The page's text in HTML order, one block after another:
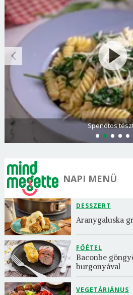
Görögdinnye-
NAPI MENÜ
DESSZERT
Aranygaluska
FŐÉTEL
Baconbe
burgonyával
VEGETÁRIÁNUS